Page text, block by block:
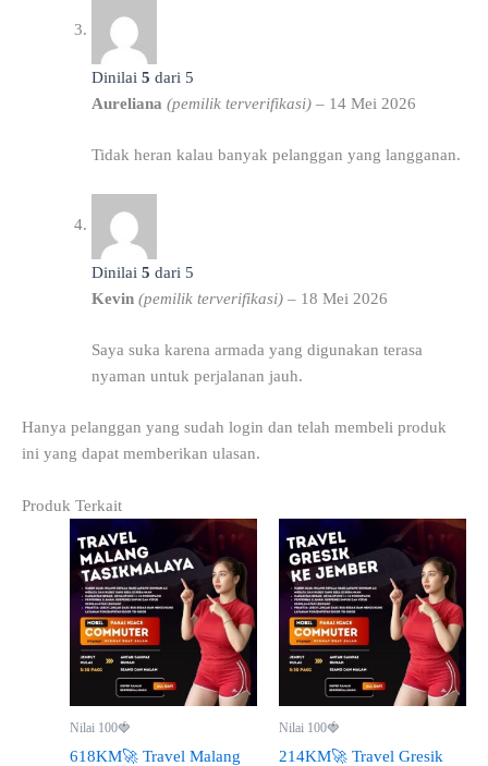
Dinilai 5 dari 5
Aureliana (pemilik terverifikasi) – 14 Mei 2026
Tidak heran kalau banyak pelanggan yang langganan.
Dinilai 5 dari 5
Kevin (pemilik terverifikasi) – 18 Mei 2026
Saya suka karena armada yang digunakan terasa
nyaman untuk perjalanan jauh.
Hanya pelanggan yang sudah login dan telah membeli produk
ini yang dapat memberikan ulasan.
Produk Terkait
Nilai 100🍓
618KM🚀 Travel Malang
Nilai 100🍓
214KM🚀 Travel Gresik